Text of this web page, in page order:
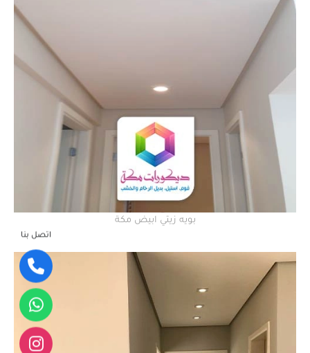
بويه زيتي ابيض مكة
اتصل بنا